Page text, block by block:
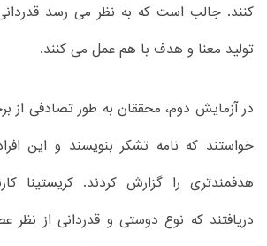
کنند. جالب است که به نظر می رسد
تولید معنا و هدف با هم عمل می کنند.
در آزمایش دوم، محققان به طور تصادفی از
خواستند که نامه تشکر بنویسند و این
هدفمندتری را گزارش کردند. كریستینا
دریافتند که نوع دوستی و قدردانی از